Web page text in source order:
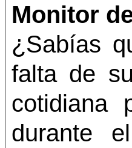
Monitor
¿Sabías
falta de
cotidiana
durante